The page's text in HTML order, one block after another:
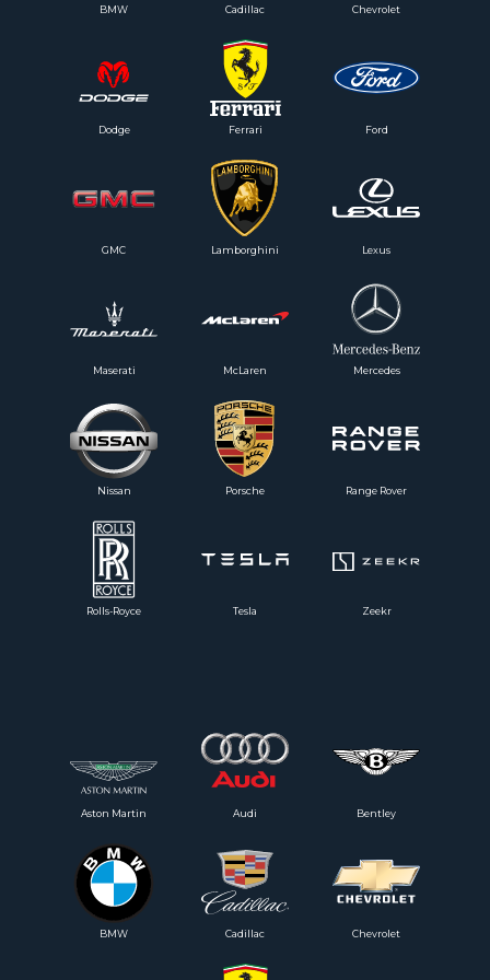
Cadillac Chevrolet
Ferrari
Lamborghini Lexus
Maserati McLaren Mercedes
Rolls-Royce
Nissan
Tesla
BMW
Range Rover
Porsche
Ford
Dodge
GMC
Zeekr
BMW
Bentley
Audi
Aston Martin
Chevrolet
Cadillac